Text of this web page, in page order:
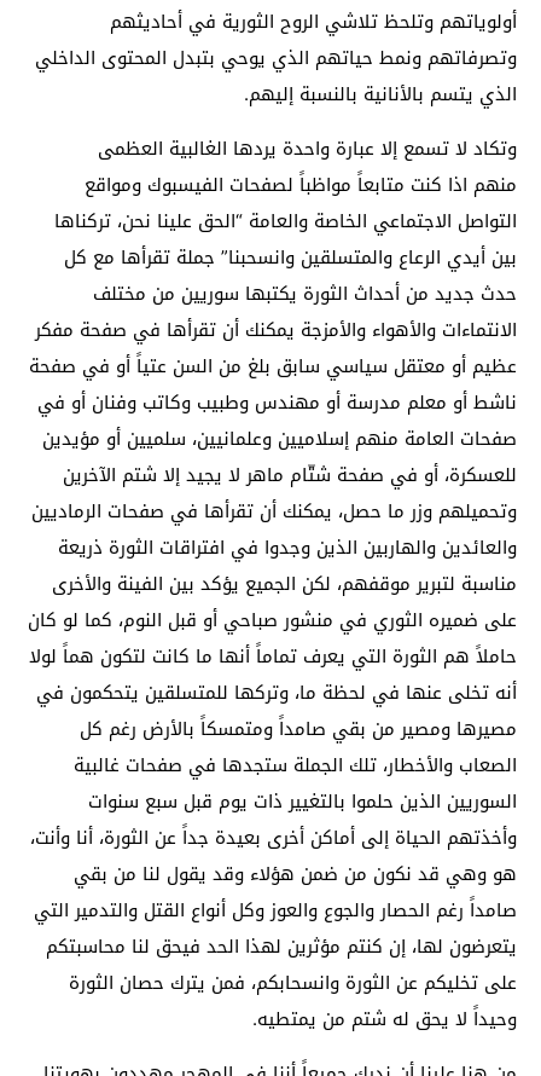
أولوياتهم وتلحظ تلاشي الروح الثورية في أحاديثهم
وتصرفاتهم ونمط حياتهم الذي يوحي بتبدل المحتوى الداخلي
الذي يتسم بالأنانية بالنسبة إليهم.
وتكاد لا تسمع إلا عبارة واحدة يردها الغالبية العظمى
منهم اذا كنت متابعاً مواظباً لصفحات الفيسبوك ومواقع
التواصل الاجتماعي الخاصة والعامة “الحق علينا نحن، تركناها
بين أيدي الرعاع والمتسلقين وانسحبنا” جملة تقرأها مع كل
حدث جديد من أحداث الثورة يكتبها سوريين من مختلف
الانتماءات والأهواء والأمزجة يمكنك أن تقرأها في صفحة مفكر
عظيم أو معتقل سياسي سابق بلغ من السن عتياً أو في صفحة
ناشط أو معلم مدرسة أو مهندس وطبيب وكاتب وفنان أو في
صفحات العامة منهم إسلاميين وعلمانيين، سلميين أو مؤيدين
للعسكرة، أو في صفحة شتّام ماهر لا يجيد إلا شتم الآخرين
وتحميلهم وزر ما حصل، يمكنك أن تقرأها في صفحات الرماديين
والعائدين والهاربين الذين وجدوا في افتراقات الثورة ذريعة
مناسبة لتبرير موقفهم، لكن الجميع يؤكد بين الفينة والأخرى
على ضميره الثوري في منشور صباحي أو قبل النوم، كما لو كان
حاملاً هم الثورة التي يعرف تماماً أنها ما كانت لتكون هماً لولا
أنه تخلى عنها في لحظة ما، وتركها للمتسلقين يتحكمون في
مصيرها ومصير من بقي صامداً ومتمسكاً بالأرض رغم كل
الصعاب والأخطار، تلك الجملة ستجدها في صفحات غالبية
السوريين الذين حلموا بالتغيير ذات يوم قبل سبع سنوات
وأخذتهم الحياة إلى أماكن أخرى بعيدة جداً عن الثورة، أنا وأنت،
هو وهي قد نكون من ضمن هؤلاء وقد يقول لنا من بقي
صامداً رغم الحصار والجوع والعوز وكل أنواع القتل والتدمير التي
يتعرضون لها، إن كنتم مؤثرين لهذا الحد فيحق لنا محاسبتكم
على تخليكم عن الثورة وانسحابكم، فمن يترك حصان الثورة
وحيداً لا يحق له شتم من يمتطيه.